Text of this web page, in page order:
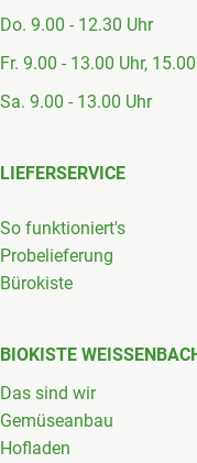
Do. 9.00 - 12.30 Uhr
Fr. 9.00 - 13.00 Uhr,
Sa. 9.00 - 13.00 Uhr
LIEFERSERVICE
So funktioniert's
Probelieferung
Bürokiste
BIOKISTE
Das sind wir
Gemüseanbau
Hofladen